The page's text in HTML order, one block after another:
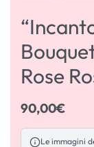
Rose
90,00€
Le immagini